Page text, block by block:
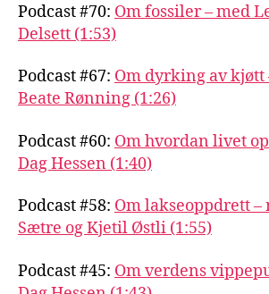
Podcast #70: Om fossiler – med
Delsett (1:53)
Podcast #67: Om dyrking av kjøtt
Beate Rønning (1:26)
Podcast #60: Om hvordan livet
Dag Hessen (1:40)
Podcast #58: Om lakseoppdrett –
Sætre og Kjetil Østli (1:55)
Podcast #45: Om verdens